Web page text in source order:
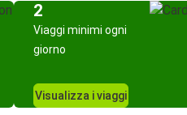
2
Viaggi minimi ogni
giorno
Visualizza i viaggi